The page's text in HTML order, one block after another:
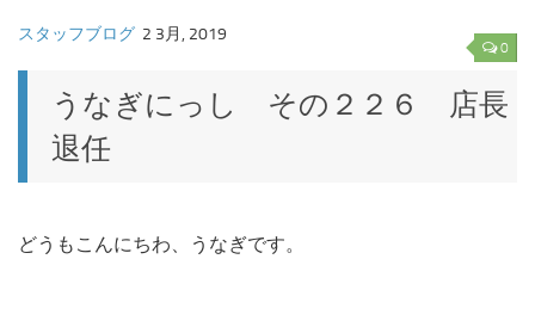
スタッフブログ
お知らせ
イベント
リアル麻雀で
0
スタッフブログ 2 3月, 2019
うなぎにっし その２２６ 店長
退任
どうもこんにちわ、うなぎです。